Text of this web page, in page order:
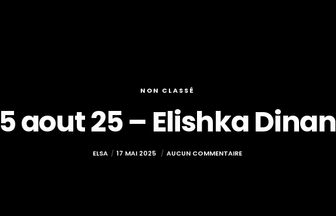
NON CLASSÉ
5 aout 25 – Elishka Dinan
ELSA 17 MAI 2025 AUCUN COMMENTAIRE